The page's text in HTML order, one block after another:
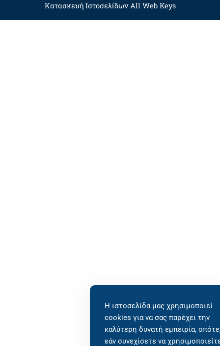
Κατασκευή ΙστοσελίδωνAll Web Keys
Η ιστοσελίδα μας χρησιμοποιεί
cookies για να σας παρέχει την
καλύτερη δυνατή εμπειρία,
εάν συνεχίσετε να